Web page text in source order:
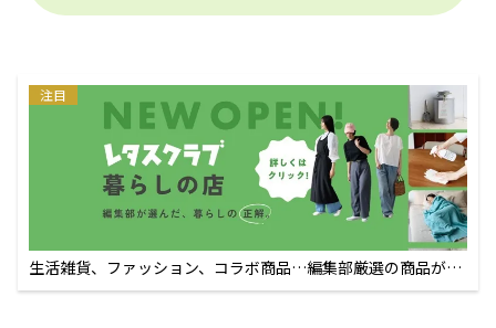
注目
生活雑貨、ファッション、コラボ商品…編集部厳選の商品が買
えるECサイト